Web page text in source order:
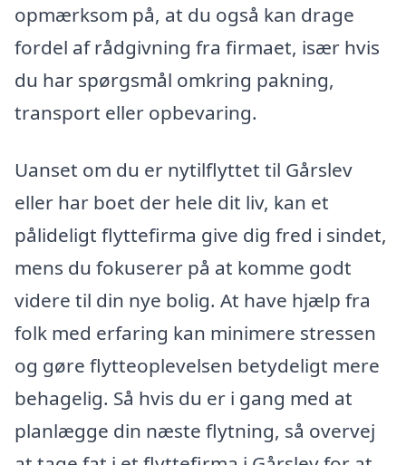
opmærksom på, at du også kan drage
fordel af rådgivning fra firmaet, især hvis
du har spørgsmål omkring pakning,
transport eller opbevaring.
Uanset om du er nytilflyttet til Gårslev
eller har boet der hele dit liv, kan et
pålideligt flyttefirma give dig fred i sindet,
mens du fokuserer på at komme godt
videre til din nye bolig. At have hjælp fra
folk med erfaring kan minimere stressen
og gøre flytteoplevelsen betydeligt mere
behagelig. Så hvis du er i gang med at
planlægge din næste flytning, så overvej